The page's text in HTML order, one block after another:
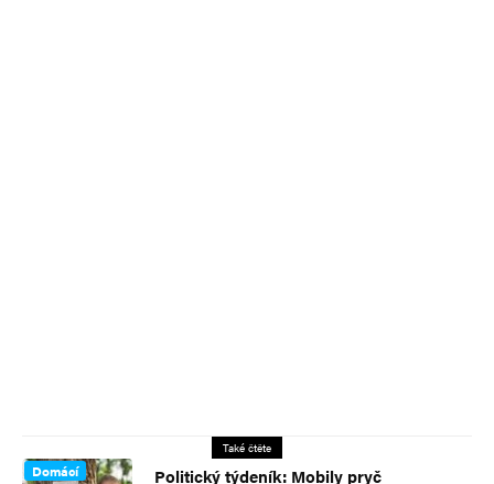
Také čtěte
Domácí
Politický týdeník: Mobily pryč